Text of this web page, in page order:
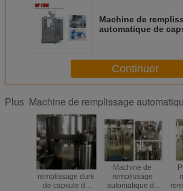
Machine de
automatique de
Continuer
Plus Machine de remplissage
Machine de
remplissage dure
de capsule de
Machine de
remplissage
automatique de